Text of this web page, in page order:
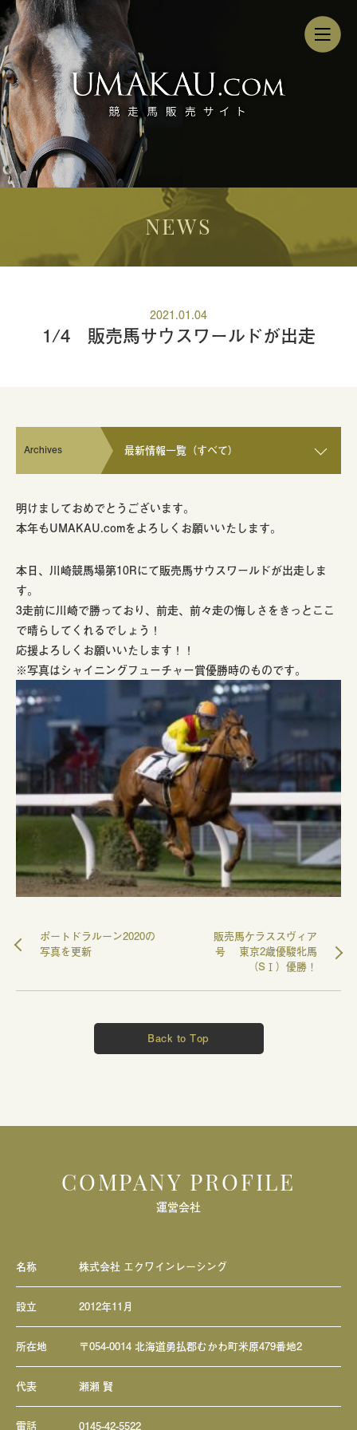
NEWS
2021.01.04
1/4 販売馬サウスワールドが出走
Archives 最新情報一覧（すべて）
明けましておめでとうございます。
本年もUMAKAU.comをよろしくお願いいたします。
本日、川崎競馬場第10Rにて販売馬サウスワールドが出走しま
す。
3走前に川崎で勝っており、前走、前々走の悔しさをきっとここ
で晴らしてくれるでしょう！
応援よろしくお願いいたします！！
※写真はシャイニングフューチャー賞優勝時のものです。
ポートドラルーン2020の
写真を更新
販売馬ケラススヴィア
号 東京2歳優駿牝馬
（SⅠ）優勝！
Back to Top
COMPANY PROFILE
運営会社
名称 株式会社 エクワインレーシング
設立 2012年11月
所在地 〒054-0014 北海道勇払郡むかわ町米原479番地2
代表 瀬瀬 賢
電話 0145-42-5522